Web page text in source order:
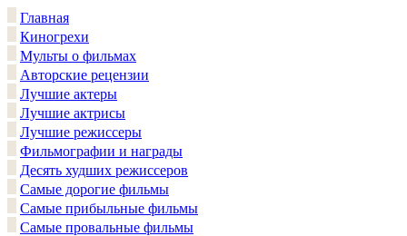
Главная
Киногрехи
Мульты о фильмах
Авторские рецензии
Лучшие актеры
Лучшие актрисы
Лучшие режиссеры
Фильмографии и награды
Десять худших режиссеров
Самые дорогие фильмы
Самые прибыльные фильмы
Самые провальные фильмы